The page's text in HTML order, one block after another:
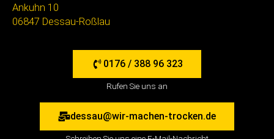
Ankuhn 10
06847 Dessau-Roßlau
0176 / 388 96 323
Rufen Sie uns an
dessau@wir-machen-trocken.de